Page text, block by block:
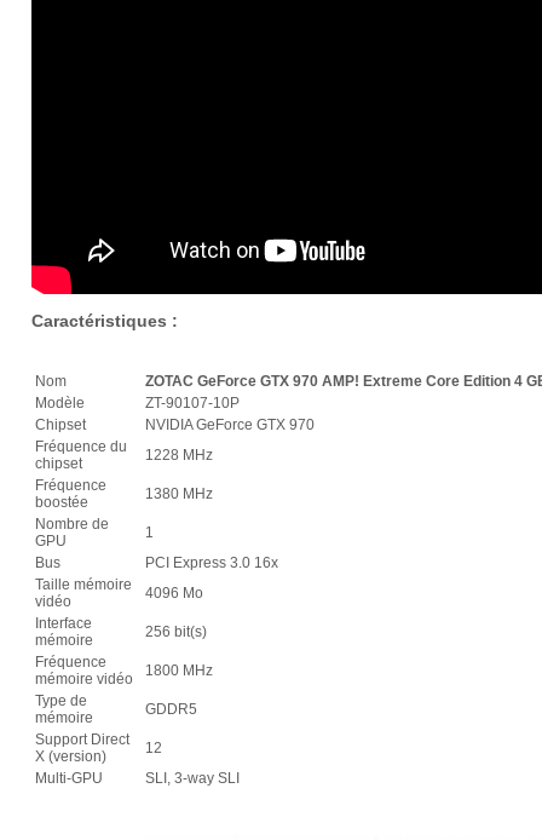
Caractéristiques :
Nom
ZOTAC GeForce GTX 970 AMP! Extreme Core Edition 4
Modèle
ZT-90107-10P
Chipset
NVIDIA GeForce GTX 970
Fréquence du
chipset
1228 MHz
Fréquence
boostée
1380 MHz
Nombre de
GPU
1
Bus
PCI Express 3.0 16x
Taille mémoire
vidéo
4096 Mo
Interface
mémoire
256 bit(s)
Fréquence
mémoire vidéo
1800 MHz
Type de
mémoire
GDDR5
Support Direct
X (version)
12
Multi-GPU
SLI, 3-way SLI